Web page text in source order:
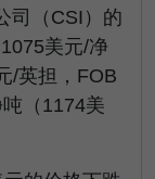
司（CSI）的
美元/净
/英担，FOB
（1174美